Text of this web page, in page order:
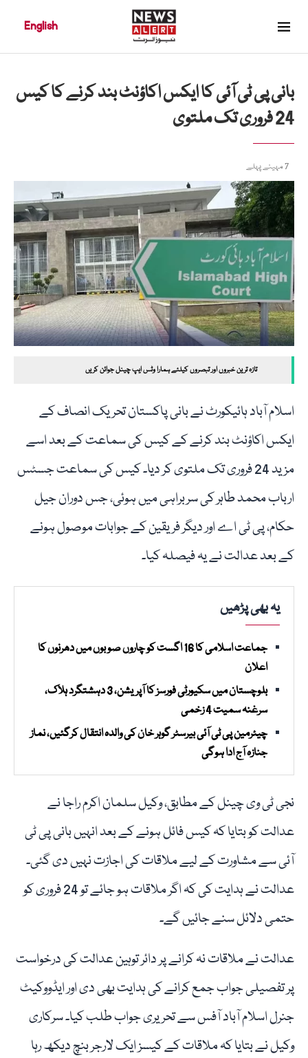
English
بانی پی ٹی آئی کا ایکس اکاؤنٹ بند کرنے کا کیس
24 فروری تک ملتوی
7 مہینے پہلے
تازہ ترین خبروں اور تبصروں کیلئے ہمارا وٹس ایپ چینل جوائن کریں
اسلام آباد ہائیکورٹ نے بانی پاکستان تحریک انصاف کے
ایکس اکاؤنٹ بند کرنے کے کیس کی سماعت کے بعد اسے
مزید 24 فروری تک ملتوی کر دیا۔ کیس کی سماعت جسٹس
ارباب محمد طاہر کی سربراہی میں ہوئی، جس دوران جیل
حکام، پی ٹی اے اور دیگر فریقین کے جوابات موصول ہونے
کے بعد عدالت نے یہ فیصلہ کیا۔
یہ بھی پڑھیں
جماعت اسلامی کا 16 اگست کو چاروں صوبوں میں دھرنوں کا
اعلان
بلوچستان میں سکیورٹی فورسز کا آپریشن، 3 دہشتگرد ہلاک،
سرغنہ سمیت 4 زخمی
چیئرمین پی ٹی آئی بیرسٹر گوہر خان کی والدہ انتقال کرگئیں، نماز
جنازہ آج ادا ہوگی
نجی ٹی وی چینل کے مطابق، وکیل سلمان اکرم راجا نے
عدالت کو بتایا کہ کیس فائل ہونے کے بعد انہیں بانی پی ٹی
آئی سے مشاورت کے لیے ملاقات کی اجازت نہیں دی گئی۔
عدالت نے ہدایت کی کہ اگر ملاقات ہو جائے تو 24 فروری کو
حتمی دلائل سنے جائیں گے۔
عدالت نے ملاقات نہ کرانے پر دائر توہین عدالت کی درخواست
پر تفصیلی جواب جمع کرانے کی ہدایت بھی دی اور ایڈووکیٹ
جنرل اسلام آباد آفس سے تحریری جواب طلب کیا۔ سرکاری
وکیل نے بتایا کہ ملاقات کے کیسز ایک لارجر بنچ دیکھ رہا